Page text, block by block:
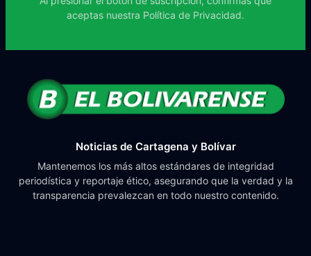
aceptas nuestra Política de Privacidad.
Noticias de Cartagena y Bolívar
Mantenemos los más altos estándares de integridad
periodística y reportaje ético, asegurando que la verdad y la
transparencia prevalezcan en todo nuestro contenido.